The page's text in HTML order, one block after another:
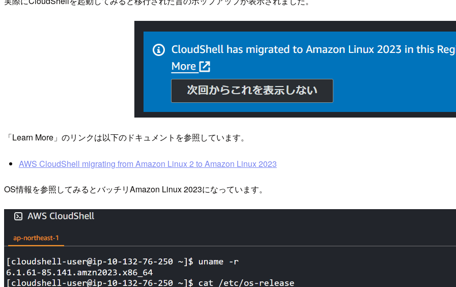
「Learn More」のリンクは以下のドキュメントを参照しています。
AWS CloudShell migrating from Amazon Linux 2 to Amazon Linux 2023
OS情報を参照してみるとバッチリAmazon Linux 2023になっています。